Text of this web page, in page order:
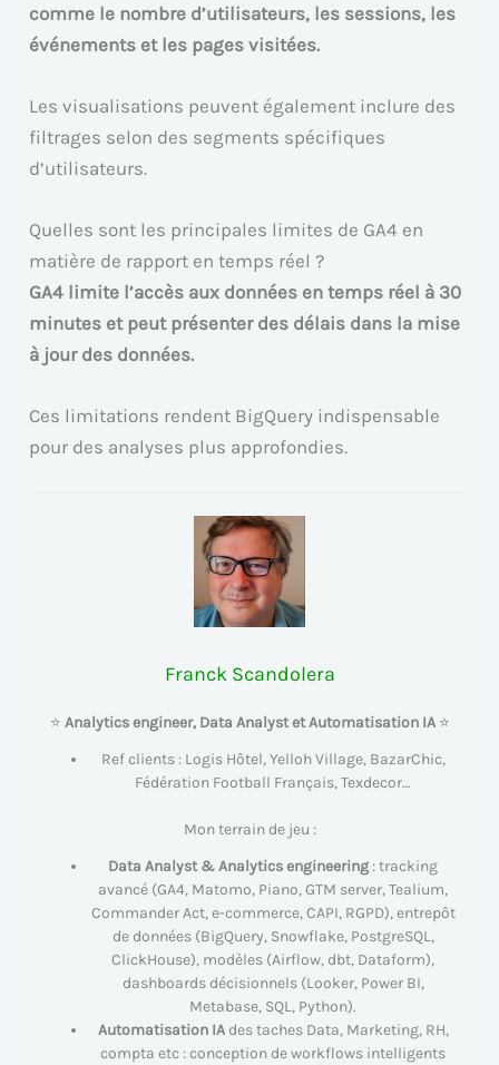
comme le nombre d’utilisateurs, les sessions, les
événements et les pages visitées.
Les visualisations peuvent également inclure des
filtrages selon des segments spécifiques
d’utilisateurs.
Quelles sont les principales limites de GA4 en
matière de rapport en temps réel ?
GA4 limite l’accès aux données en temps réel à 30
minutes et peut présenter des délais dans la mise
à jour des données.
Ces limitations rendent BigQuery indispensable
pour des analyses plus approfondies.
Franck Scandolera
⭐ Analytics engineer, Data Analyst et Automatisation IA⭐
Ref clients : Logis Hôtel, Yelloh Village, BazarChic,
Fédération Football Français, Texdecor…
Mon terrain de jeu :
Data Analyst & Analytics engineering: tracking
avancé (GA4, Matomo, Piano, GTM server, Tealium,
Commander Act, e-commerce, CAPI, RGPD), entrepôt
de données (BigQuery, Snowflake, PostgreSQL,
ClickHouse), modèles (Airflow, dbt, Dataform),
dashboards décisionnels (Looker, Power BI,
Metabase, SQL, Python).
Automatisation IAdes taches Data, Marketing, RH,
compta etc : conception de workflows intelligents